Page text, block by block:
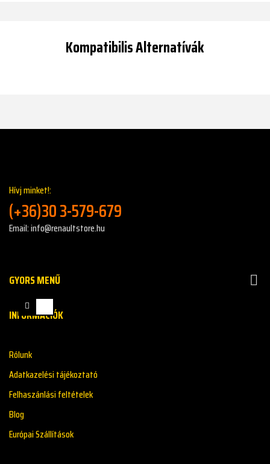
Kompatibilis Alternatívák
Hívj minket!:
(+36)30 3-579-679
Email: info@renaultstore.hu
GYORS MENŰ 
INFORMÁCIÓK
Rólunk
Adatkazelési tájékoztató
Felhaszánlási feltételek
Blog
Európai Szállítások